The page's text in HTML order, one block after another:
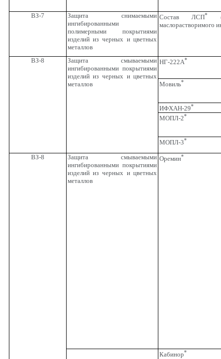
ВЗ-7
Защита снимаемыми
ингибированными
полимерными покрытиями
изделий из черных и цветных
металлов
Состав ЛСП*
маслорастворимого
ВЗ-8
Защита смываемыми
ингибированными покрытиями
изделий из черных и цветных
металлов
НГ-222А*
Мовиль*
ИФХАН-29*
МОПЛ-2*
МОПЛ-3*
ВЗ-8
Защита смываемыми
ингибированными покрытиями
изделий из черных и цветных
металлов
Оремин*
Кабинор*